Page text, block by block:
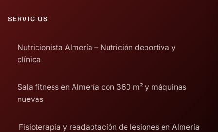
SERVICIOS
Nutricionista Almería – Nutrición deportiva y
clínica
Sala fitness en Almería con 360 m² y máquinas
nuevas
Fisioterapia y readaptación de lesiones en Almería